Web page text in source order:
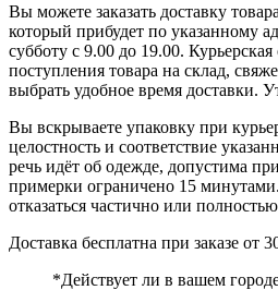
Вы можете заказать доставку
который прибудет по указанному
субботу с 9.00 до 19.00.
поступления товара на склад,
выбрать удобное время доставки.
Вы вскрываете упаковку при
целостность и соответствие
речь идёт об одежде, допустима
примерки ограничено 15
отказаться частично или
Доставка бесплатна при заказе от
*Действует ли в вашем